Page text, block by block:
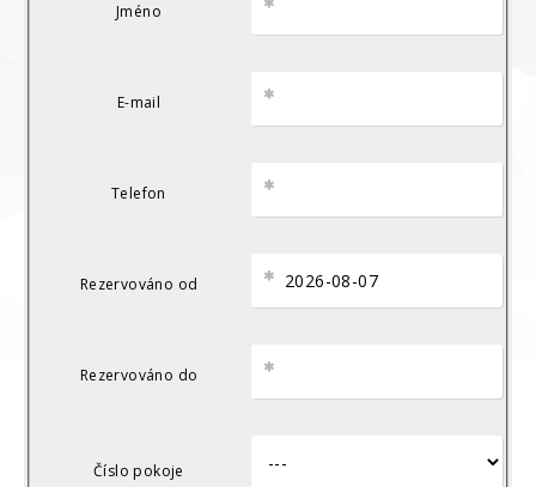
Jméno
E-mail
Telefon
Rezervováno od
Rezervováno do
Číslo pokoje